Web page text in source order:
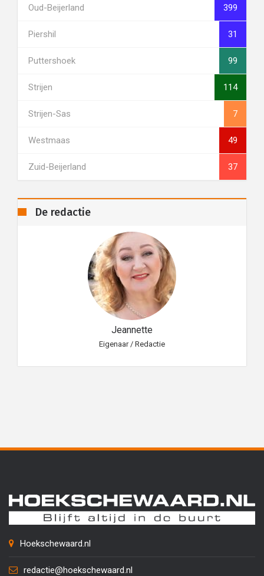
Oud-Beijerland 399
Piershil 31
Puttershoek 99
Strijen 114
Strijen-Sas 7
Westmaas 49
Zuid-Beijerland 37
De redactie
Jeannette
Eigenaar / Redactie
Hoekschewaard.nl
redactie@hoekschewaard.nl